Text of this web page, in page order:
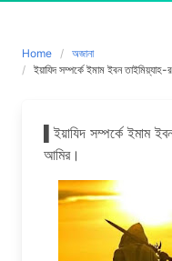
Home
অজানা
ইয়াযিদ সম্পর্কে ইমাম ইবন
▌ইয়াযিদ সম্পর্কে ইমাম
আমির।